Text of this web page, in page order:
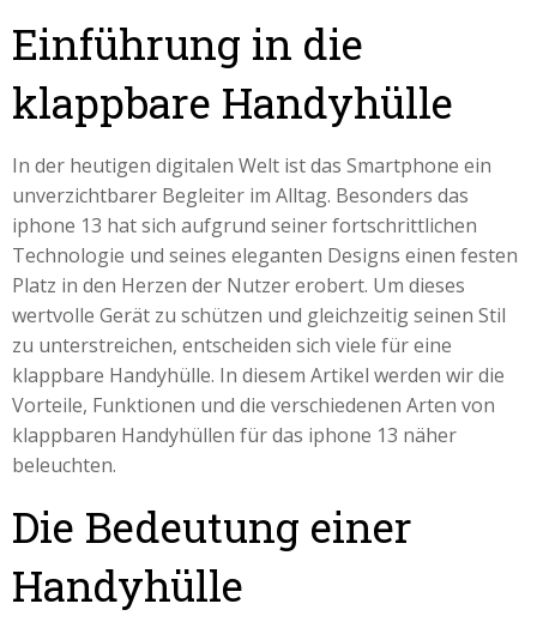
Einführung in die
klappbare Handyhülle
In der heutigen digitalen Welt ist das Smartphone ein
unverzichtbarer Begleiter im Alltag. Besonders das
iphone 13 hat sich aufgrund seiner fortschrittlichen
Technologie und seines eleganten Designs einen festen
Platz in den Herzen der Nutzer erobert. Um dieses
wertvolle Gerät zu schützen und gleichzeitig seinen Stil
zu unterstreichen, entscheiden sich viele für eine
klappbare Handyhülle. In diesem Artikel werden wir die
Vorteile, Funktionen und die verschiedenen Arten von
klappbaren Handyhüllen für das iphone 13 näher
beleuchten.
Die Bedeutung einer
Handyhülle